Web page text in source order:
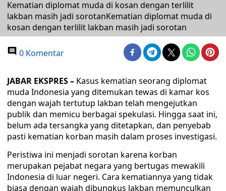
Kematian diplomat muda di kosan dengan terlilit
lakban masih jadi sorotanKematian diplomat muda di
kosan dengan terlilit lakban masih jadi sorotan
0 Komentar
JABAR EKSPRES – Kasus kematian seorang diplomat
muda Indonesia yang ditemukan tewas di kamar kos
dengan wajah tertutup lakban telah mengejutkan
publik dan memicu berbagai spekulasi. Hingga saat ini,
belum ada tersangka yang ditetapkan, dan penyebab
pasti kematian korban masih dalam proses investigasi.
Peristiwa ini menjadi sorotan karena korban
merupakan pejabat negara yang bertugas mewakili
Indonesia di luar negeri. Cara kematiannya yang tidak
biasa dengan wajah dibungkus lakban memunculkan